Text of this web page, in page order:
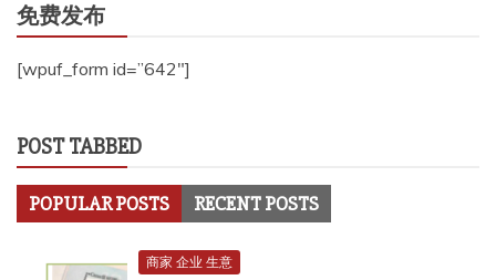
免费发布
[wpuf_form id=”642″]
POST TABBED
POPULAR POSTS RECENT POSTS
商家 企业 生意